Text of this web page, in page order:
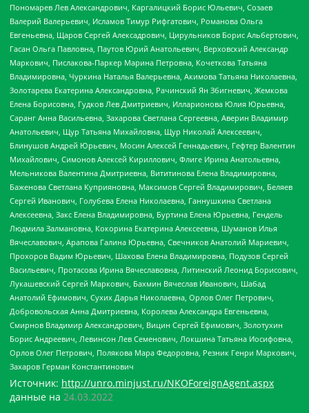
Пономарев Лев Александрович, Каргалицкий Борис Юльевич, Созаев
Валерий Валерьевич, Исламов Тимур Рифгатович, Романова Ольга
Евгеньевна, Щаров Сергей Алексадрович, Цирульников Борис Альбертович,
Гасан Ольга Павловна, Паутов Юрий Анатольевич, Верховский Александр
Маркович, Пислакова-Паркер Марина Петровна, Кочеткова Татьяна
Владимировна, Чуркина Наталья Валерьевна, Акимова Татьяна Николаевна,
Золотарева Екатерина Александровна, Рачинский Ян Збигневич, Жемкова
Елена Борисовна, Гудков Лев Дмитриевич, Илларионова Юлия Юрьевна,
Саранг Анна Васильевна, Захарова Светлана Сергеевна, Аверин Владимир
Анатольевич, Щур Татьяна Михайловна, Щур Николай Алексеевич,
Блинушов Андрей Юрьевич, Мосин Алексей Геннадьевич, Гефтер Валентин
Михайлович, Симонов Алексей Кириллович, Флиге Ирина Анатольевна,
Мельникова Валентина Дмитриевна, Вититинова Елена Владимировна,
Баженова Светлана Куприяновна, Максимов Сергей Владимирович, Беляев
Сергей Иванович, Голубева Елена Николаевна, Ганнушкина Светлана
Алексеевна, Закс Елена Владимировна, Буртина Елена Юрьевна, Гендель
Людмила Залмановна, Кокорина Екатерина Алексеевна, Шуманов Илья
Вячеславович, Арапова Галина Юрьевна, Свечников Анатолий Мариевич,
Прохоров Вадим Юрьевич, Шахова Елена Владимировна, Подузов Сергей
Васильевич, Протасова Ирина Вячеславовна, Литинский Леонид Борисович,
Лукашевский Сергей Маркович, Бахмин Вячеслав Иванович, Шабад
Анатолий Ефимович, Сухих Дарья Николаевна, Орлов Олег Петрович,
Добровольская Анна Дмитриевна, Королева Александра Евгеньевна,
Смирнов Владимир Александрович, Вицин Сергей Ефимович, Золотухин
Борис Андреевич, Левинсон Лев Семенович, Локшина Татьяна Иосифовна,
Орлов Олег Петрович, Полякова Мара Федоровна, Резник Генри Маркович,
Захаров Герман Константинович
Источник: http://unro.minjust.ru/NKOForeignAgent.aspx
данные на 24.03.2022